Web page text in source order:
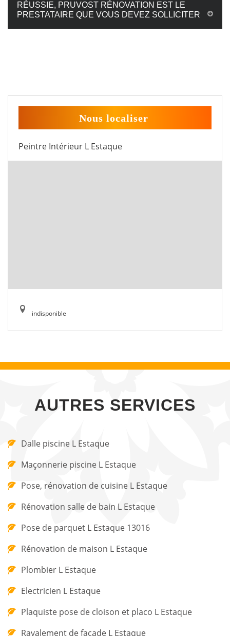
RÉUSSIE, PRUVOST RÉNOVATION EST LE
PRESTATAIRE QUE VOUS DEVEZ SOLLICITER
Nous localiser
Peintre Intérieur L Estaque
indisponible
AUTRES SERVICES
Dalle piscine L Estaque
Maçonnerie piscine L Estaque
Pose, rénovation de cuisine L Estaque
Rénovation salle de bain L Estaque
Pose de parquet L Estaque 13016
Rénovation de maison L Estaque
Plombier L Estaque
Electricien L Estaque
Plaquiste pose de cloison et placo L Estaque
Ravalement de façade L Estaque